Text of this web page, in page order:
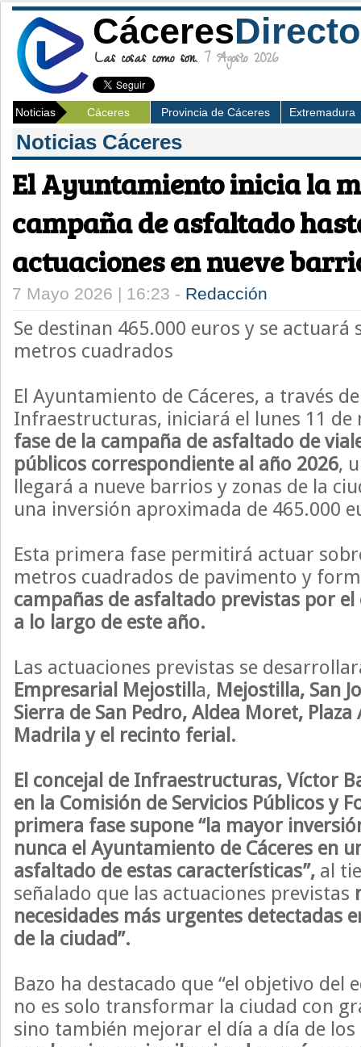
CáceresDirecto
Las cosas como son. 7 Agosto 2026
Noticias Cáceres Provincia de Cáceres Extremadura
Noticias Cáceres
El Ayuntamiento inicia la
campaña de asfaltado
actuaciones en nueve
7 Mayo 2026 | 16:23 - Redacción
Se destinan 465.000 euros y se actuará
metros cuadrados
El Ayuntamiento de Cáceres, a través
Infraestructuras, iniciará el lunes 11
fase de la campaña de asfaltado de
públicos correspondiente al año 2026,
llegará a nueve barrios y zonas de la
una inversión aproximada de 465.000
Esta primera fase permitirá actuar
metros cuadrados de pavimento y
campañas de asfaltado previstas por
a lo largo de este año.
Las actuaciones previstas se
Empresarial Mejostill a, Mejostilla, San
Sierra de San Pedro, Aldea Moret,
Madrila y el recinto ferial.
El concejal de Infraestructuras, Víctor
en la Comisión de Servicios Públicos y
primera fase supone “la mayor
nunca el Ayuntamiento de Cáceres en
asfaltado de estas características”, al
señalado que las actuaciones previstas
necesidades más urgentes detectadas
de la ciudad”.
Bazo ha destacado que “el objetivo del
no es solo transformar la ciudad con
sino también mejorar el día a día de los